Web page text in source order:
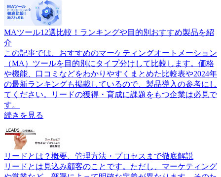
MAツール12選比較！ランキングや目的別おすすめ製品を紹
介
この記事では、おすすめのマーケティングオートメーション
（MA）ツールを目的別にタイプ分けして比較します。価格
や機能、口コミなどをわかりやすくまとめた比較表や2024年
の最新ランキングも掲載しているので、製品導入の参考にし
てください。リードの獲得・育成に課題をもつ企業は必見で
す。
続きを見る
リードとは？概要、管理方法・プロセスまで徹底解説
リードとは見込み顧客のことです。ただし、マーケティング